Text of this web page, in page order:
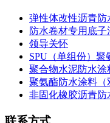
弹性体改性沥青防
防水卷材专用底子
领导关怀
SPU（单组份）聚
聚合物水泥防水涂
聚氨酯防水涂料（
非固化橡胶沥青防